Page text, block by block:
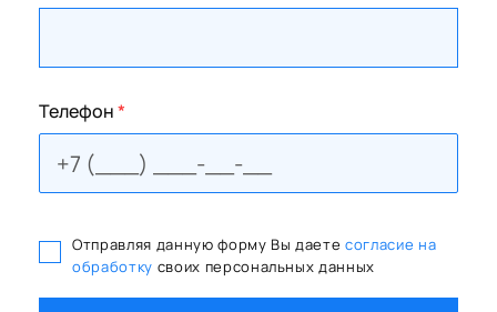
Телефон*
Отправляя данную форму Вы даете согласие на
обработку своих персональных данных